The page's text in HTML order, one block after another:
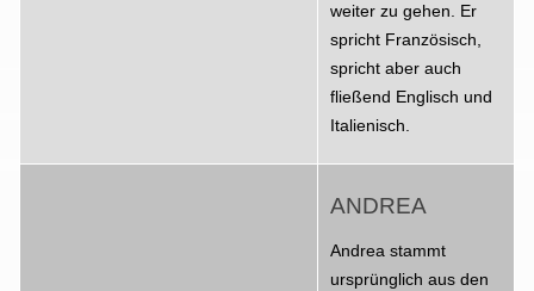
weiter zu gehen. Er
spricht Französisch,
spricht aber auch
fließend Englisch und
Italienisch.
ANDREA
Andrea stammt
ursprünglich aus den